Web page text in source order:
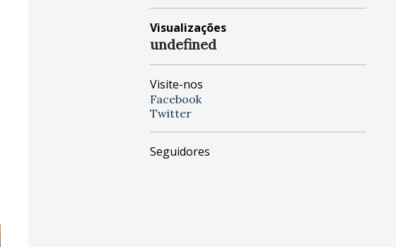
Visualizações
undefned
Visite-nos
Facebook
Twitter
Seguidores